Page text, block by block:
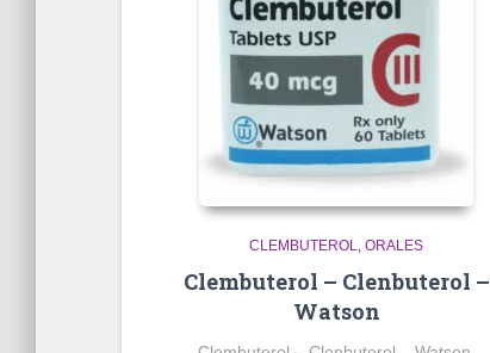
CLEMBUTEROL ORALES
Clembuterol – Clenbuterol –
Watson